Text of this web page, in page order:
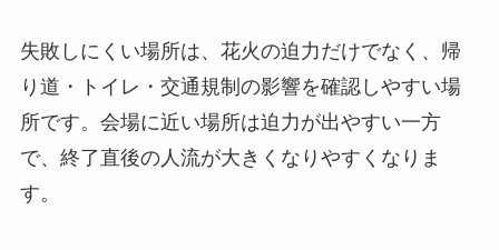
失敗しにくい場所は、花火の迫力だけでなく、帰
り道・トイレ・交通規制の影響を確認しやすい場
所です。会場に近い場所は迫力が出やすい一方
で、終了直後の人流が大きくなりやすくなりま
す。